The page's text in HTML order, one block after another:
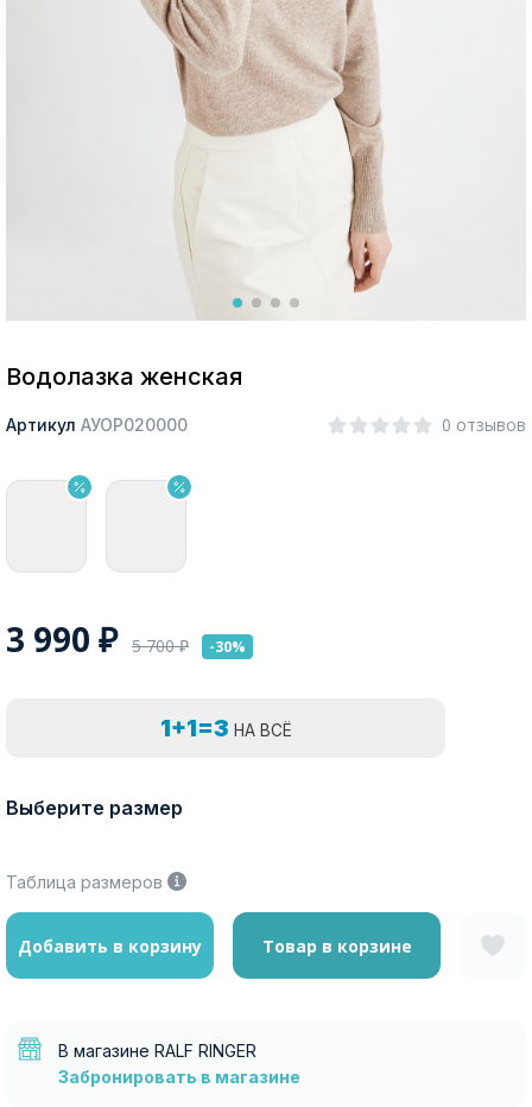
Изменить город
Водолазка женская
Артикул АУОР020000 0 отзывов
3 990 ₽ 5 700₽ -30%
1+1=3 НА ВСЁ
Выберите размер
Таблица размеров
Добавить в корзину Товар в корзине
В магазине RALF RINGER
Забронировать в магазине